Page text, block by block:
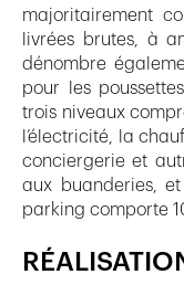
majoritairement
livrées brutes, à
dénombre
pour les
trois niveaux
l’électricité, la
conciergerie et
aux buanderies,
parking comporte